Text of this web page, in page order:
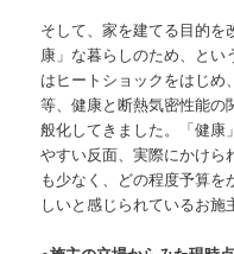
そして、家を建てる目的を
康」な暮らしのため、と
はヒートショックをはじ
等、健康と断熱気密性能の
般化してきました。「健康
やすい反面、実際にかけら
も少なく、どの程度予算
しいと感じられているお施